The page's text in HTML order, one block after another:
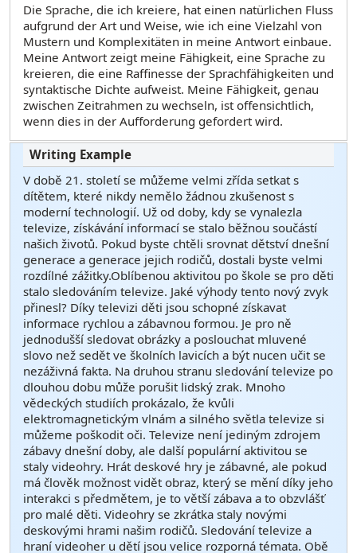
Die Sprache, die ich kreiere, hat einen natürlichen Fluss
aufgrund der Art und Weise, wie ich eine Vielzahl von
Mustern und Komplexitäten in meine Antwort einbaue.
Meine Antwort zeigt meine Fähigkeit, eine Sprache zu
kreieren, die eine Raffinesse der Sprachfähigkeiten und
syntaktische Dichte aufweist. Meine Fähigkeit, genau
zwischen Zeitrahmen zu wechseln, ist offensichtlich,
wenn dies in der Aufforderung gefordert wird.
V době 21. století se můžeme velmi zřída setkat s
dítětem, které nikdy nemělo žádnou zkušenost s
moderní technologií. Už od doby, kdy se vynalezla
televize, získávání informací se stalo běžnou součástí
našich životů. Pokud byste chtěli srovnat dětství dnešní
generace a generace jejich rodičů, dostali byste velmi
rozdílné zážitky.Oblíbenou aktivitou po škole se pro děti
stalo sledováním televize. Jaké výhody tento nový zvyk
přinesl? Díky televizi děti jsou schopné získavat
informace rychlou a zábavnou formou. Je pro ně
jednodušší sledovat obrázky a poslouchat mluvené
slovo než sedět ve školních lavicích a být nucen učit se
nezáživná fakta. Na druhou stranu sledování televize po
dlouhou dobu může porušit lidský zrak. Mnoho
vědeckých studiích prokázalo, že kvůli
elektromagnetickým vlnám a silného světla televize si
můžeme poškodit oči. Televize není jediným zdrojem
zábavy dnešní doby, ale další populární aktivitou se
staly videohry. Hrát deskové hry je zábavné, ale pokud
má člověk možnost vidět obraz, který se mění díky jeho
interakci s předmětem, je to větší zábava a to obzvlášť
pro malé děti. Videohry se zkrátka staly novými
deskovými hrami našim rodičů. Sledování televize a
hraní videoher u dětí jsou velice rozporná témata. Obě